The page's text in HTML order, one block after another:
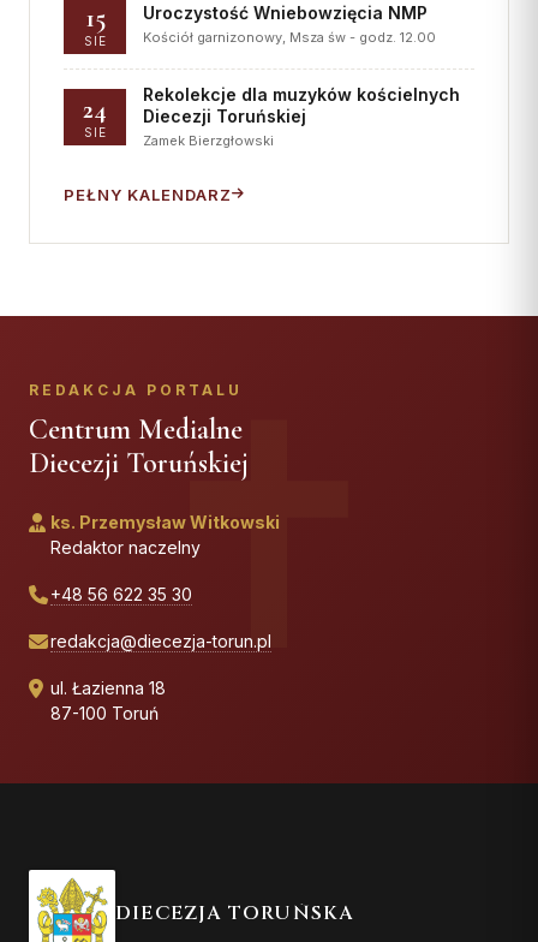
15
SIE
Uroczystość Wniebowzięcia NMP
Kościół garnizonowy, Msza św - godz. 12.00
24
SIE
Rekolekcje dla muzyków kościelnych
Diecezji Toruńskiej
Zamek Bierzgłowski
PEŁNY KALENDARZ
REDAKCJA PORTALU
Centrum Medialne
Diecezji Toruńskiej
ks. Przemysław Witkowski
Redaktor naczelny
+48 56 622 35 30
redakcja@diecezja-torun.pl
ul. Łazienna 18
87-100 Toruń
DIECEZJA TORUŃSKA